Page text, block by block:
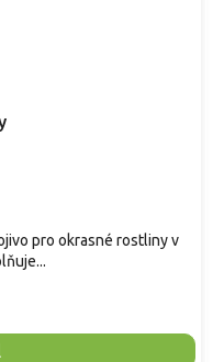
pro okrasné rostliny v